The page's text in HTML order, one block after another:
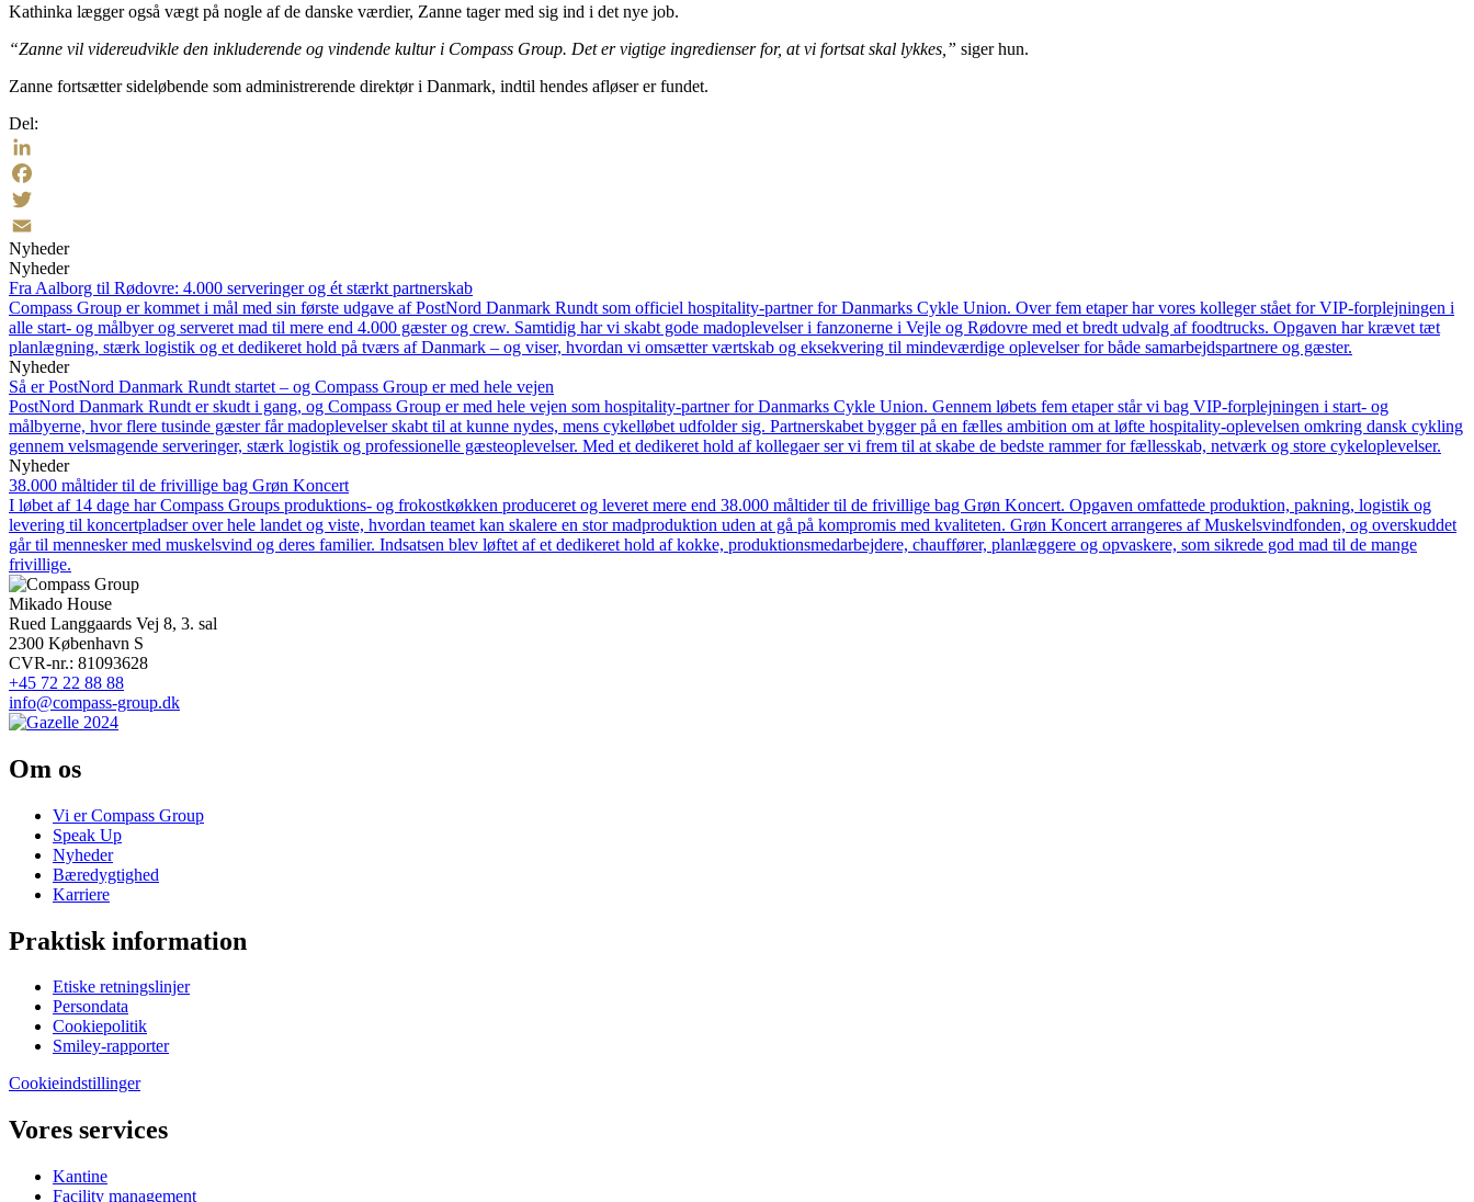
Kathinka lægger også vægt på nogle af de danske værdier, Zanne tager med sig ind i det nye job.
“Zanne vil videreudvikle den inkluderende og vindende kultur i Compass Group. Det er vigtige ingredienser for, at vi fortsat skal lykkes,” siger hun.
Zanne fortsætter sideløbende som administrerende direktør i Danmark, indtil hendes afløser er fundet.
Del:
LinkedIn
Facebook
Twitter
Email
Nyheder
Nyheder
Fra Aalborg til Rødovre: 4.000 serveringer og ét stærkt partnerskab
Compass Group er kommet i mål med sin første udgave af PostNord Danmark Rundt som officiel hospitality-partner for Danmarks Cykle Union. Over fem etaper har vores kolleger stået for VIP-forplejningen i
alle start- og målbyer og serveret mad til mere end 4.000 gæster og crew. Samtidig har vi skabt gode madoplevelser i fanzonerne i Vejle og Rødovre med et bredt udvalg af foodtrucks. Opgaven har krævet tæt
planlægning, stærk logistik og et dedikeret hold på tværs af Danmark – og viser, hvordan vi omsætter værtskab og eksekvering til mindeværdige oplevelser for både samarbejdspartnere og gæster.
Nyheder
Så er PostNord Danmark Rundt startet – og Compass Group er med hele vejen
PostNord Danmark Rundt er skudt i gang, og Compass Group er med hele vejen som hospitality-partner for Danmarks Cykle Union. Gennem løbets fem etaper står vi bag VIP-forplejningen i start- og
målbyerne, hvor flere tusinde gæster får madoplevelser skabt til at kunne nydes, mens cykelløbet udfolder sig. Partnerskabet bygger på en fælles ambition om at løfte hospitality-oplevelsen omkring dansk cykling
gennem velsmagende serveringer, stærk logistik og professionelle gæsteoplevelser. Med et dedikeret hold af kollegaer ser vi frem til at skabe de bedste rammer for fællesskab, netværk og store cykeloplevelser.
Nyheder
38.000 måltider til de frivillige bag Grøn Koncert
I løbet af 14 dage har Compass Groups produktions- og frokostkøkken produceret og leveret mere end 38.000 måltider til de frivillige bag Grøn Koncert. Opgaven omfattede produktion, pakning, logistik og
levering til koncertpladser over hele landet og viste, hvordan teamet kan skalere en stor madproduktion uden at gå på kompromis med kvaliteten. Grøn Koncert arrangeres af Muskelsvindfonden, og overskuddet
går til mennesker med muskelsvind og deres familier. Indsatsen blev løftet af et dedikeret hold af kokke, produktionsmedarbejdere, chauffører, planlæggere og opvaskere, som sikrede god mad til de mange
frivillige.
Mikado House
Rued Langgaards Vej 8, 3. sal
2300 København S
CVR-nr.: 81093628
+45 72 22 88 88
info@compass-group.dk
Om os
Vi er Compass Group
Speak Up
Nyheder
Bæredygtighed
Karriere
Praktisk information
Etiske retningslinjer
Persondata
Cookiepolitik
Smiley-rapporter
Cookieindstillinger
Vores services
Kantine
Facility management